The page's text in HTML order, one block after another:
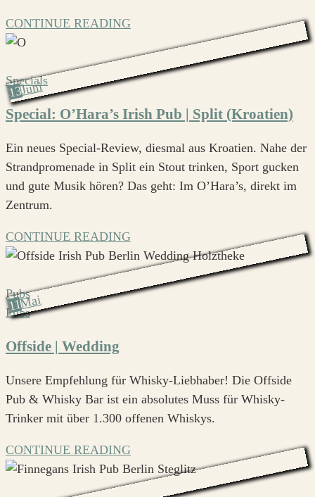
CONTINUE READING
13Juni
Specials
Special: O’Hara’s Irish Pub | Split (Kroatien)
Ein neues Special-Review, diesmal aus Kroatien. Nahe der
Strandpromenade in Split ein Stout trinken, Sport gucken
und gute Musik hören? Das geht: Im O’Hara’s, direkt im
Zentrum.
CONTINUE READING
11Mai
Pubs
Pubs
Offside | Wedding
Unsere Empfehlung für Whisky-Liebhaber! Die Offside
Pub & Whisky Bar ist ein absolutes Muss für Whisky-
Trinker mit über 1.300 offenen Whiskys.
CONTINUE READING